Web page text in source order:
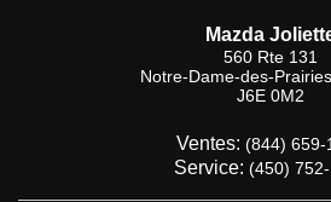
Mazda
560 Rte 131
Notre-Dame-des-Prairies
J6E 0M2
Ventes: (844) 659-
Service: (450)